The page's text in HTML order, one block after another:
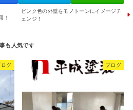
！
ピンク色の外壁をモノトーンにイメージチ
ェンジ！
ログ ブログ